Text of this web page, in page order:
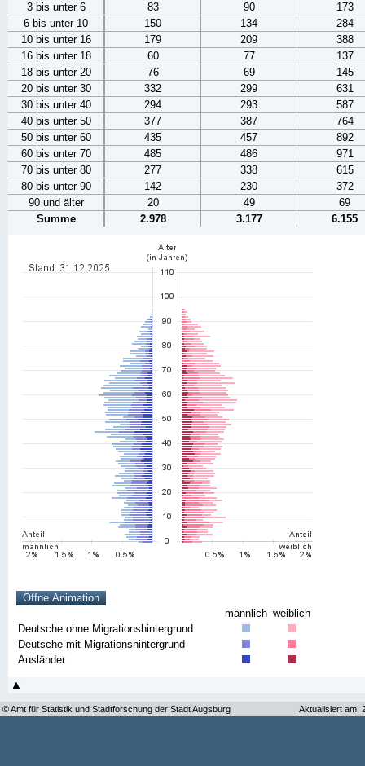
3 bis unter 6
83 90
173
6 bis unter 10
150 134
284
10 bis unter 16
179 209
388
16 bis unter 18
60 77
137
18 bis unter 20
76 69
145
20 bis unter 30
332 299
631
30 bis unter 40
294 293
587
40 bis unter 50
377 387
764
50 bis unter 60
435 457
892
60 bis unter 70
485 486
971
70 bis unter 80
277 338
615
80 bis unter 90
142 230
372
90 und älter
20 49
69
Summe
2.978 3.177 6.155
männlich weiblich
Deutsche ohne Migrationshintergrund
Deutsche mit Migrationshintergrund
Ausländer
© Amt für Statistik und Stadtforschung der Stadt Augsburg Aktualisiert am: